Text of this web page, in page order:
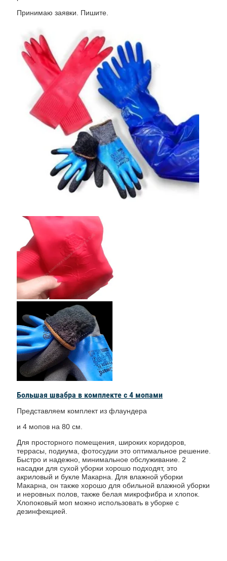
Принимаю заявки. Пишите.
Большая швабра в комплекте с 4 мопами
Представляем комплект из флаундера
и 4 мопов на 80 см.
Для просторного помещения, широких коридоров,
террасы, подиума, фотосудии это оптимальное решение.
Быстро и надежно, минимальное обслуживание. 2
насадки для сухой уборки хорошо подходят, это
акриловый и букле Макарна. Для влажной уборки
Макарна, он также хорошо для обильной влажной уборки
и неровных полов, также белая микрофибра и хлопок.
Хлопоковый моп можно использовать в уборке с
дезинфекцией.